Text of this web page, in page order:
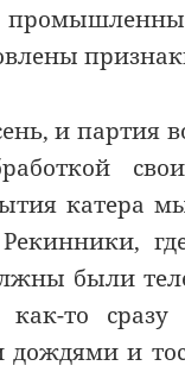
и партия
катера
были
то
и